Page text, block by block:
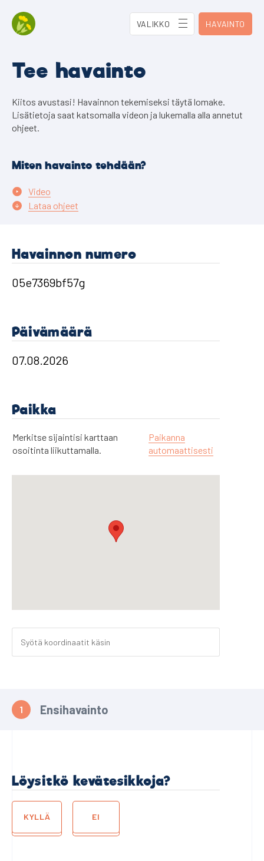
VALIKKO HAVAINTO
Tee havainto
Kiitos avustasi! Havainnon tekemiseksi täytä lomake.
Lisätietoja saat katsomalla videon ja lukemalla alla annetut
ohjeet.
Miten havainto tehdään?
Video
Lataa ohjeet
Havainnon numero
Päivämäärä
Paikka
Merkitse sijaintisi karttaan
osoitinta liikuttamalla.
Paikanna
automaattisesti
Ensihavainto
Löysitkö kevätesikkoja?
KYLLÄ EI